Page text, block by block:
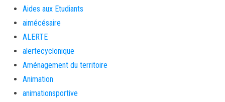
Aides aux Etudiants
aimécésaire
ALERTE
alertecyclonique
Aménagement du territoire
Animation
animationsportive